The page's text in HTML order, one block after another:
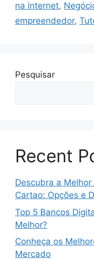
na internet,
empreendedor,
Pesquisar
Recent
Descubra a
Cartao: Opções e
Top 5 Bancos
Melhor?
Conheça os
Mercado